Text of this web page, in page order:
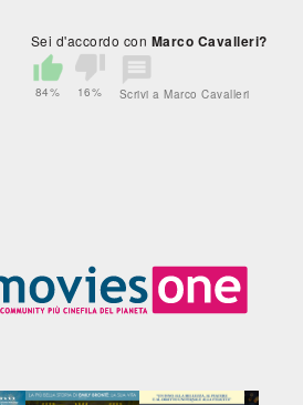
Sei d'accordo con Marco Cavalleri?
84% 16% Scrivi a Marco Cavalleri